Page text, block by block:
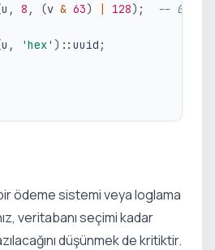
u , 8 , (v & 63) | 128) ; -- 0x80
u , 'hex' ) ::uuid ;
ödeme sistemi veya loglama
veritabanı seçimi kadar
düşünmek de kritiktir.